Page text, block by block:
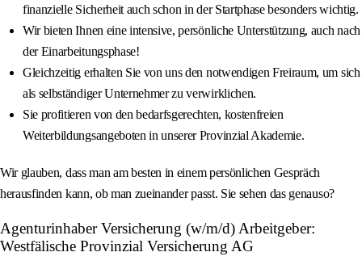
finanzielle Sicherheit auch schon in der Startphase besonders wichtig.
Wir bieten Ihnen eine intensive, persönliche Unterstützung, auch nach
der Einarbeitungsphase!
Gleichzeitig erhalten Sie von uns den notwendigen Freiraum, um sich
als selbständiger Unternehmer zu verwirklichen.
Sie profitieren von den bedarfsgerechten, kostenfreien
Weiterbildungsangeboten in unserer Provinzial Akademie.
Wir glauben, dass man am besten in einem persönlichen Gespräch
herausfinden kann, ob man zueinander passt. Sie sehen das genauso?
Agenturinhaber Versicherung (w/m/d) Arbeitgeber:
Westfälische Provinzial Versicherung AG